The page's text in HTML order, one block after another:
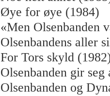
Øye for øye (1984)
«Men Olsenbanden
Olsenbandens aller
For Tors skyld
Olsenbanden gir
Olsenbanden og